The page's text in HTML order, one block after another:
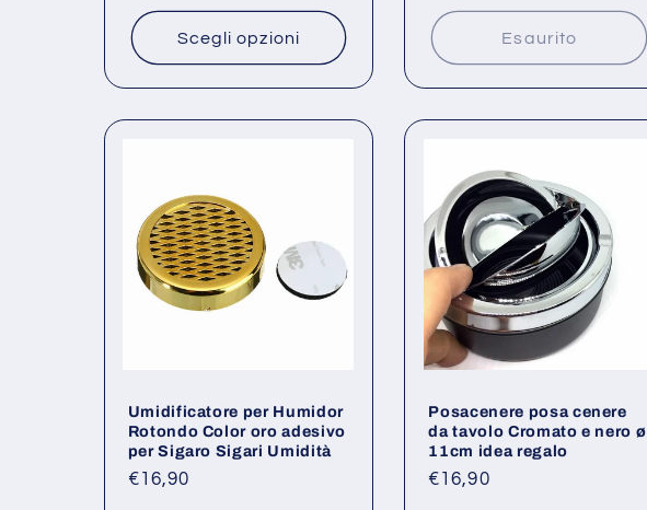
e
:
listinoScegli opzioni
listino
Esaurito
Umidificatore per Humidor
Rotondo Color oro adesivo
per Sigaro Sigari Umidità
Prezzo
€16,90
Posacenere posa cenere
da tavolo Cromato e nero ø
11cm idea regalo
Prezzo
€16,90